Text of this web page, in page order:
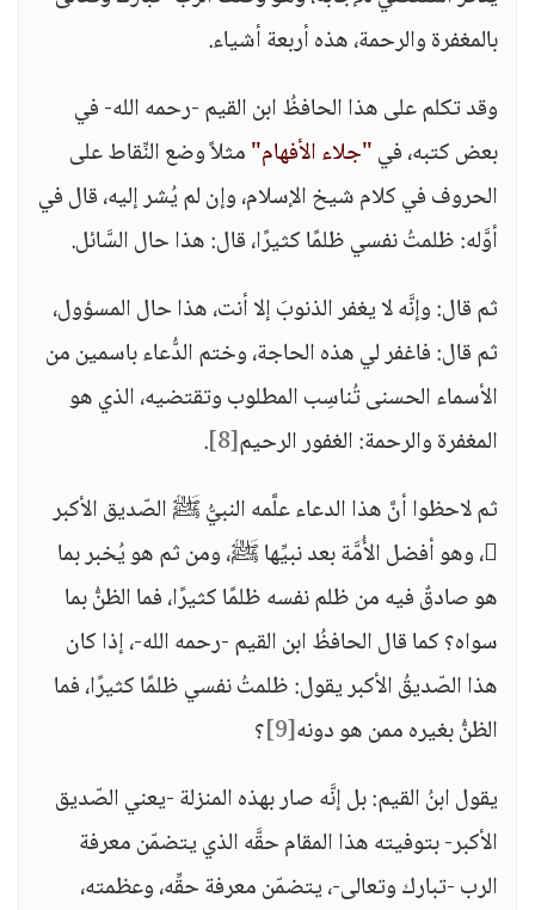
بالمغفرة والرحمة، هذه أربعة أشياء.
وقد تكلم على هذا الحافظُ ابن القيم -رحمه الله- في
بعض كتبه، في"جلاء الأفهام"مثلاً وضع النِّقاط على
الحروف في كلام شيخ الإسلام، وإن لم يُشر إليه، قال في
أوَّله: ظلمتُ نفسي ظلمًا كثيرًا، قال: هذا حال السَّائل.
ثم قال: وإنَّه لا يغفر الذنوبَ إلا أنت، هذا حال المسؤول،
ثم قال: فاغفر لي هذه الحاجة، وختم الدُّعاء باسمين من
الأسماء الحسنى تُناسِب المطلوب وتقتضيه، الذي هو
المغفرة والرحمة: الغفور الرحيم[8]
.
ثم لاحظوا أنَّ هذا الدعاء علَّمه النبيُّ ﷺ الصّديق الأكبر
، وهو أفضل الأُمَّة بعد نبيِّها ﷺ، ومن ثم هو يُخبر بما
هو صادقٌ فيه من ظلم نفسه ظلمًا كثيرًا، فما الظنُّ بما
سواه؟ كما قال الحافظُ ابن القيم -رحمه الله-، إذا كان
هذا الصّديقُ الأكبر يقول: ظلمتُ نفسي ظلمًا كثيرًا، فما
الظنُّ بغيره ممن هو دونه[9] ؟
يقول ابنُ القيم: بل إنَّه صار بهذه المنزلة -يعني الصّديق
الأكبر- بتوفيته هذا المقام حقَّه الذي يتضمّن معرفة
الرب -تبارك وتعالى-، يتضمّن معرفة حقِّه، وعظمته،